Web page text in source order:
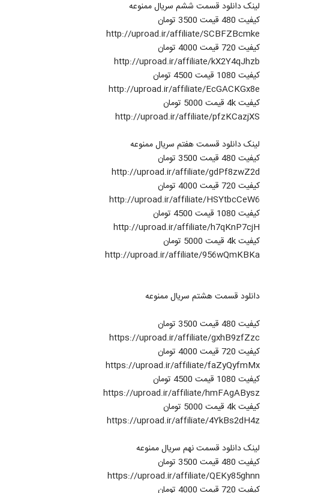
لینک دانلود قسمت ششم سریال ممنوعه
کیفیت 480 قیمت 3500 تومان
http://uproad.ir/affiliate/SCBFZBcmke
کیفیت 720 قیمت 4000 تومان
http://uproad.ir/affiliate/kX2Y4qJhzb
کیفیت 1080 قیمت 4500 تومان
http://uproad.ir/affiliate/EcGACKGx8e
کیفیت 4k قیمت 5000 تومان
http://uproad.ir/affiliate/pfzKCazjXS
لینک دانلود قسمت هفتم سریال ممنوعه
کیفیت 480 قیمت 3500 تومان
http://uproad.ir/affiliate/gdPf8zwZ2d
کیفیت 720 قیمت 4000 تومان
http://uproad.ir/affiliate/HSYtbcCeW6
کیفیت 1080 قیمت 4500 تومان
http://uproad.ir/affiliate/h7qKnP7cjH
کیفیت 4k قیمت 5000 تومان
http://uproad.ir/affiliate/956wQmKBKa
دانلود قسمت هشتم سریال ممنوعه
کیفیت 480 قیمت 3500 تومان
https://uproad.ir/affiliate/gxhB9zfZzc
کیفیت 720 قیمت 4000 تومان
https://uproad.ir/affiliate/faZyQyfmMx
کیفیت 1080 قیمت 4500 تومان
https://uproad.ir/affiliate/hmFAgABysz
کیفیت 4k قیمت 5000 تومان
https://uproad.ir/affiliate/4YkBs2dH4z
لینک دانلود قسمت نهم سریال ممنوعه
کیفیت 480 قیمت 3500 تومان
https://uproad.ir/affiliate/QEKy85ghnn
کیفیت 720 قیمت 4000 تومان